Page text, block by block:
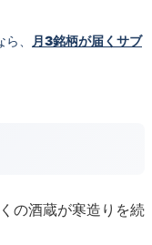
、
月3銘柄が届くサブ
の酒蔵が寒造りを続